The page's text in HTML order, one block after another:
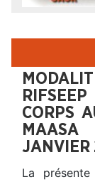
CORPS
JANVIER
La